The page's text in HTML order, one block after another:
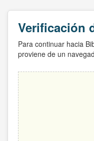
Verificación
Para continuar hacia
proviene de un